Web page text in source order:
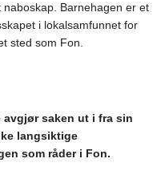
Barnehagen er et
i lokalsamfunnet for
sted som Fon.
saken ut i fra sin
langsiktige
som råder i Fon.